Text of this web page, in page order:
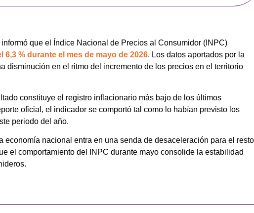
informó que el Índice Nacional de Precios al Consumidor (INPC)
% durante el mes de mayo de 2026. Los datos aportados por la
disminución en el ritmo del incremento de los precios en el territorio
constituye el registro inflacionario más bajo de los últimos
oficial, el indicador se comportó tal como lo habían previsto los
periodo del año.
economía nacional entra en una senda de desaceleración para el resto
el comportamiento del INPC durante mayo consolide la estabilidad